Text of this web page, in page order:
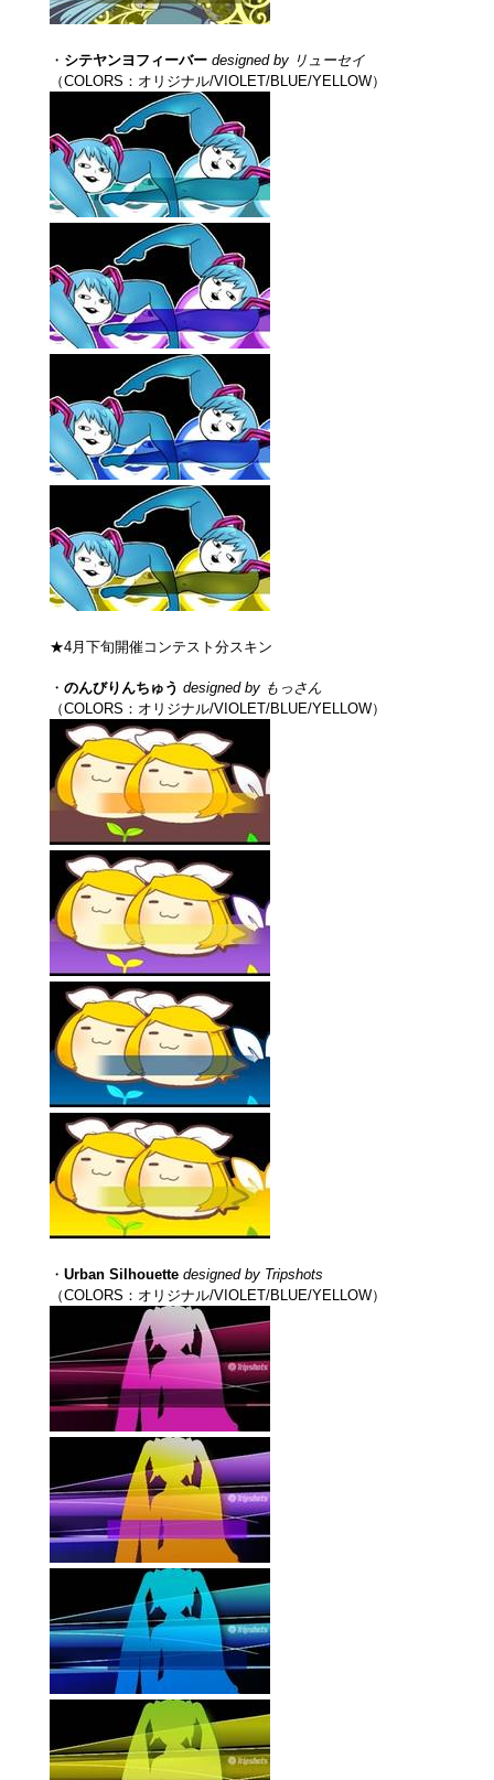
・ シテヤンヨフィーバー designed by リューセイ
（COLORS：オリジナル/VIOLET/BLUE/YELLOW）
★4月下旬開催コンテスト分スキン
・ のんびりんちゅう designed by もっさん
（COLORS：オリジナル/VIOLET/BLUE/YELLOW）
・ Urban Silhouette designed by Tripshots
（COLORS：オリジナル/VIOLET/BLUE/YELLOW）